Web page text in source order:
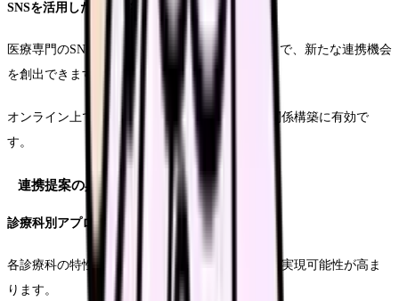
SNSを活用した関係構築
医療専門のSNSプラットフォームを活用することで、新たな連携機会
を創出できます。
オンライン上での症例検討会や勉強会の開催も関係構築に有効で
す。
連携提案の具体化
診療科別アプローチの展開
各診療科の特性に応じた連携提案を行うことで、実現可能性が高ま
ります。